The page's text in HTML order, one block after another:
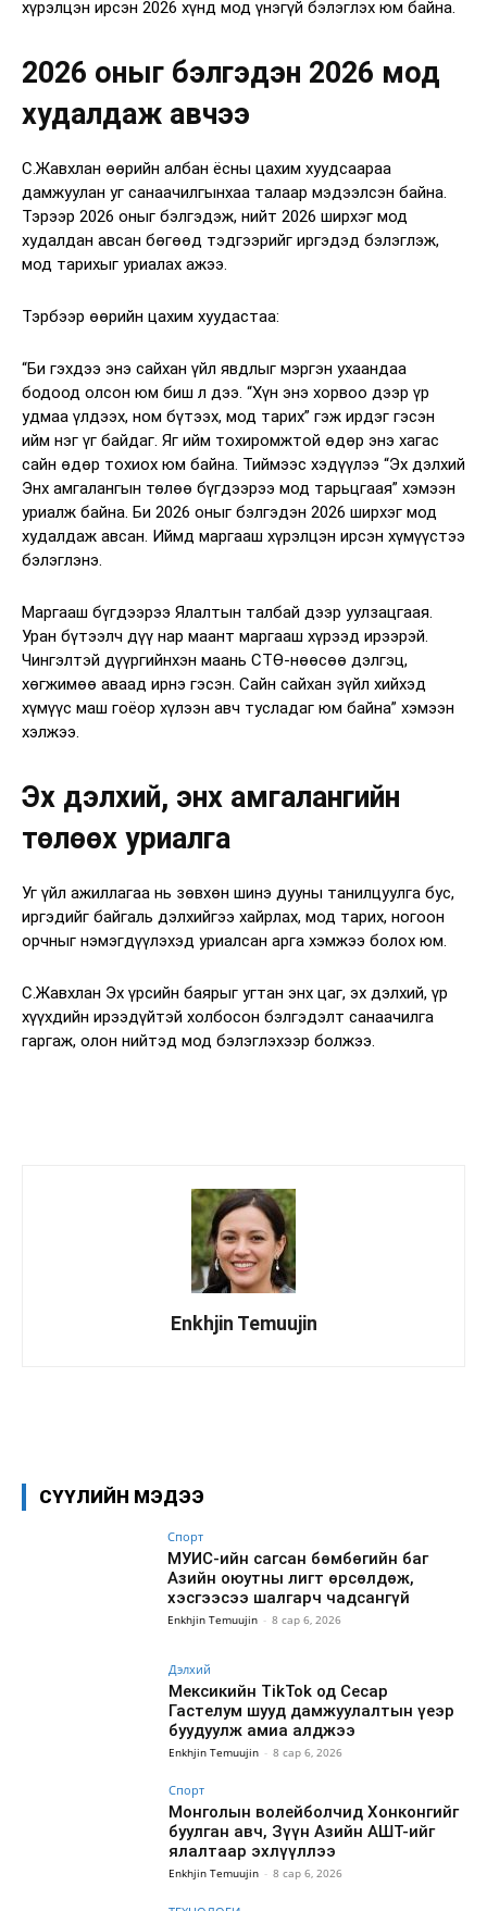
хүрэлцэн ирсэн 2026 хүнд мод үнэгүй бэлэглэх юм байна.
2026 оныг бэлгэдэн 2026 мод
худалдаж авчээ
С.Жавхлан өөрийн албан ёсны цахим хуудсаараа
дамжуулан уг санаачилгынхаа талаар мэдээлсэн байна.
Тэрээр 2026 оныг бэлгэдэж, нийт 2026 ширхэг мод
худалдан авсан бөгөөд тэдгээрийг иргэдэд бэлэглэж,
мод тарихыг уриалах ажээ.
Тэрбээр өөрийн цахим хуудастаа:
“Би гэхдээ энэ сайхан үйл явдлыг мэргэн ухаандаа
бодоод олсон юм биш л дээ. “Хүн энэ хорвоо дээр үр
удмаа үлдээх, ном бүтээх, мод тарих” гэж ирдэг гэсэн
ийм нэг үг байдаг. Яг ийм тохиромжтой өдөр энэ хагас
сайн өдөр тохиох юм байна. Тиймээс хэдүүлээ “Эх дэлхий
Энх амгалангын төлөө бүгдээрээ мод тарьцгаая” хэмээн
уриалж байна. Би 2026 оныг бэлгэдэн 2026 ширхэг мод
худалдаж авсан. Иймд маргааш хүрэлцэн ирсэн хүмүүстээ
бэлэглэнэ.
Маргааш бүгдээрээ Ялалтын талбай дээр уулзацгаая.
Уран бүтээлч дүү нар маант маргааш хүрээд ирээрэй.
Чингэлтэй дүүргийнхэн маань СТӨ-нөөсөө дэлгэц,
хөгжимөө аваад ирнэ гэсэн. Сайн сайхан зүйл хийхэд
хүмүүс маш гоёор хүлээн авч тусладаг юм байна” хэмээн
хэлжээ.
Эх дэлхий, энх амгалангийн
төлөөх уриалга
Уг үйл ажиллагаа нь зөвхөн шинэ дууны танилцуулга бус,
иргэдийг байгаль дэлхийгээ хайрлах, мод тарих, ногоон
орчныг нэмэгдүүлэхэд уриалсан арга хэмжээ болох юм.
С.Жавхлан Эх үрсийн баярыг угтан энх цаг, эх дэлхий, үр
хүүхдийн ирээдүйтэй холбосон бэлгэдэлт санаачилга
гаргаж, олон нийтэд мод бэлэглэхээр болжээ.
Enkhjin Temuujin
СҮҮЛИЙН МЭДЭЭ
Спорт
МУИС-ийн сагсан бөмбөгийн баг
Азийн оюутны лигт өрсөлдөж,
хэсгээсээ шалгарч чадсангүй
Enkhjin Temuujin - 8 сар 6, 2026
Дэлхий
Мексикийн TikTok од Сесар
Гастелум шууд дамжуулалтын үеэр
буудуулж амиа алджээ
Enkhjin Temuujin - 8 сар 6, 2026
Спорт
Монголын волейболчид Хонконгийг
буулган авч, Зүүн Азийн АШТ-ийг
ялалтаар эхлүүллээ
Enkhjin Temuujin - 8 сар 6, 2026